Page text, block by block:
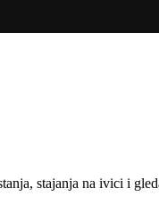
stajanja na ivici i